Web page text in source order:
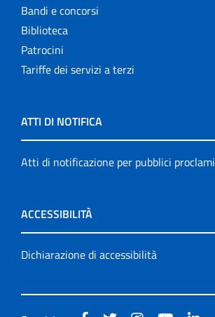
Bandi e concorsi
Biblioteca
Patrocini
Tariffe dei servizi a terzi
ATTI DI NOTIFICA
Atti di notificazione per pubblici proclami
ACCESSIBILITÀ
Dichiarazione di accessibilità